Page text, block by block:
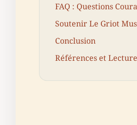
FAQ : Questions
Soutenir Le Griot
Conclusion
Références et